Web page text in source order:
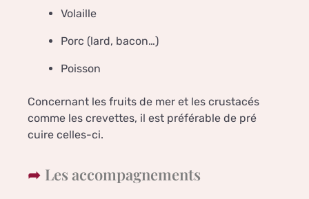
Volaille
Porc (lard, bacon…)
Poisson
Concernant les fruits de mer et les crustacés
comme les crevettes, il est préférable de pré
cuire celles-ci.
Les accompagnements